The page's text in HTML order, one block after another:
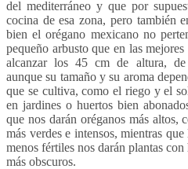
del mediterráneo y que por
cocina de esa zona, pero también
bien el orégano mexicano no
pequeño arbusto que en las
alcanzar los 45 cm de altura, de
aunque su tamaño y su aroma
que se cultiva, como el riego y el
en jardines o huertos bien
que nos darán oréganos más altos,
más verdes e intensos, mientras
menos fértiles nos darán plantas
más obscuros.